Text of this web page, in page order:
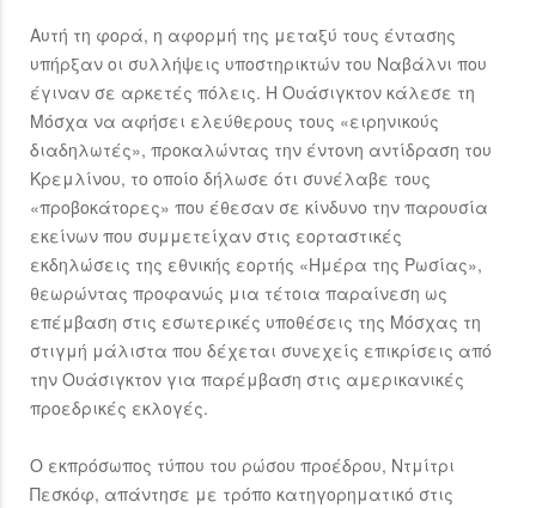
Αυτή τη φορά, η αφορμή της μεταξύ τους έντασης
υπήρξαν οι συλλήψεις υποστηρικτών του Ναβάλνι που
έγιναν σε αρκετές πόλεις. Η Ουάσιγκτον κάλεσε τη
Μόσχα να αφήσει ελεύθερους τους «ειρηνικούς
διαδηλωτές», προκαλώντας την έντονη αντίδραση του
Κρεμλίνου, το οποίο δήλωσε ότι συνέλαβε τους
«προβοκάτορες» που έθεσαν σε κίνδυνο την παρουσία
εκείνων που συμμετείχαν στις εορταστικές
εκδηλώσεις της εθνικής εορτής «Ημέρα της Ρωσίας»,
θεωρώντας προφανώς μια τέτοια παραίνεση ως
επέμβαση στις εσωτερικές υποθέσεις της Μόσχας τη
στιγμή μάλιστα που δέχεται συνεχείς επικρίσεις από
την Ουάσιγκτον για παρέμβαση στις αμερικανικές
προεδρικές εκλογές.
Ο εκπρόσωπος τύπου του ρώσου προέδρου, Ντμίτρι
Πεσκόφ, απάντησε με τρόπο κατηγορηματικό στις